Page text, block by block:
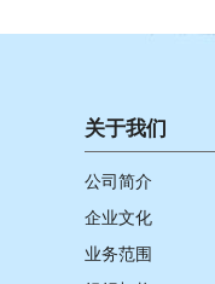
关于我们
公司简介
企业文化
业务范围